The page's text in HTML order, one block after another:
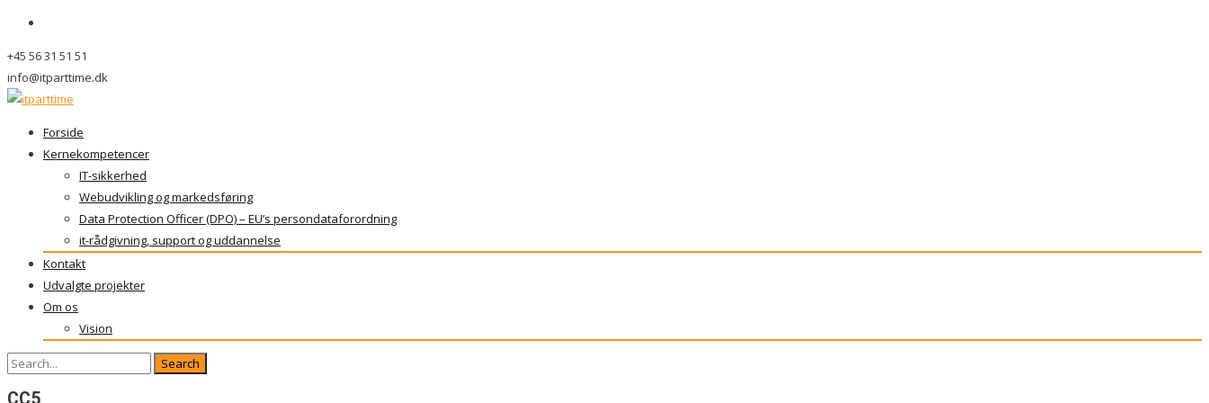
+45 56 31 51 51
info@itparttime.dk
Skip
Forside
Kernekompetencer
IT-sikkerhed
Webudvikling og markedsføring
Data Protection Officer (DPO) – EU’s persondataforordning
it-rådgivning, support og uddannelse
Kontakt
Udvalgte projekter
Om os
Vision
Search